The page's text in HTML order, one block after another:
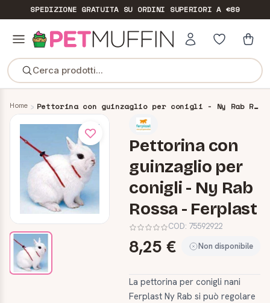
SPEDIZIONE GRATUITASU ORDINI SUPERIORI A €89
Cerca prodotti...
Home Pettorina con guinzaglio per conigli - Ny Rab Rossa - Ferplast
Pettorina con
guinzaglio per
conigli - Ny Rab
Rossa - Ferplast
COD: 75592922
8,25 € Non disponibile
La pettorina per conigli nani
Ferplast Ny Rab si può regolare